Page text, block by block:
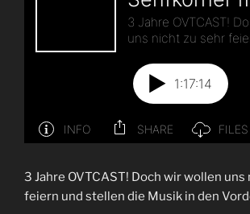
3 Jahre OVTCAST! Doch wir wollen uns
feiern und stellen die Musik in den